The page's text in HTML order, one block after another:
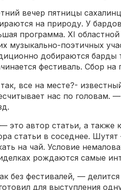
вечер пятницы
на природу. У
программа. XI
музыкально-поэтичных
добираются барды
фестиваль. Сбор
все на месте?-
нас по головам.
это автор статьи, а также
статьи в соседнее.
на чай. Условие
рождаются самые
без фестивалей, —
для выступления